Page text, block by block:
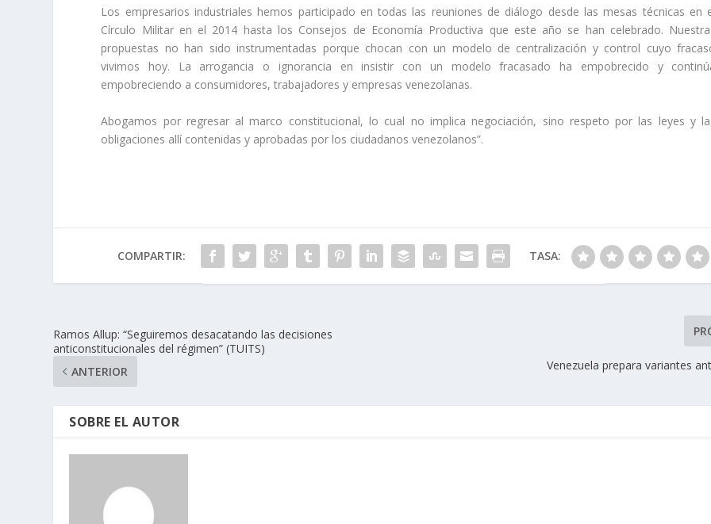
Los empresarios industriales hemos participado en todas las reuniones de diálogo desde las mesas técnicas en
Círculo Militar en el 2014 hasta los Consejos de Economía Productiva que este año se han celebrado.
propuestas no han sido instrumentadas porque chocan con un modelo de centralización y control cuyo
vivimos hoy. La arrogancia o ignorancia en insistir con un modelo fracasado ha empobrecido y
empobreciendo a consumidores, trabajadores y empresas venezolanas.
Abogamos por regresar al marco constitucional, lo cual no implica negociación, sino respeto por las leyes y
obligaciones allí contenidas y aprobadas por los ciudadanos venezolanos”.
COMPARTIR: TASA:
Ramos Allup: “Seguiremos desacatando las decisiones
anticonstitucionales del régimen” (TUITS)
ANTERIOR
Venezuela prepara variantes
SOBRE EL AUTOR